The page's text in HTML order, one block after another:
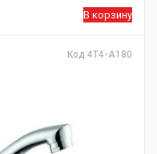
В корзину
Код 4T4-A180